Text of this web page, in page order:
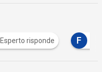
F fattura elettronica